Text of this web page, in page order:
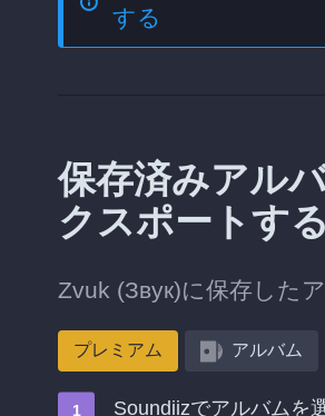
する
保存済みアル
クスポートす
Zvuk (Звук)に保存した
プレミアム アルバム
Soundiizでアルバムを